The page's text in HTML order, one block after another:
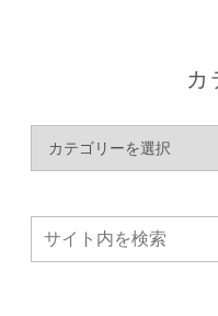
カ